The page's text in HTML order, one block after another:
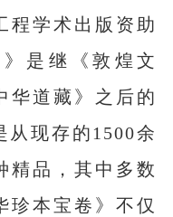
程学术出版资助
是继《敦煌文
华道藏》之后的
从现存的1500余
精品，其中多数
珍本宝卷》不仅